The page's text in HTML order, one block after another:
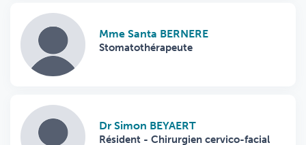
Mme Santa BERNERE
Stomatothérapeute
Dr Simon BEYAERT
Résident - Chirurgien cervico-facial